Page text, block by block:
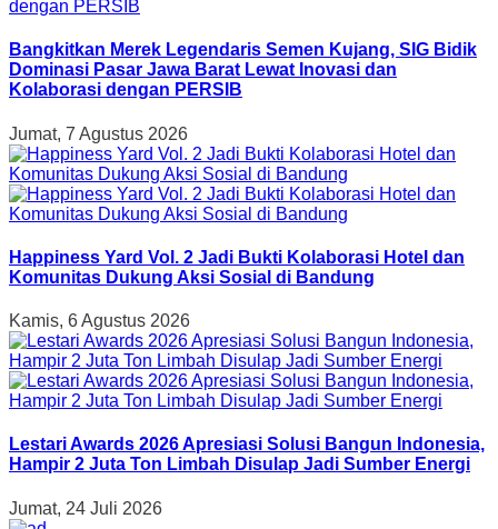
Bangkitkan Merek Legendaris Semen Kujang, SIG Bidik
Dominasi Pasar Jawa Barat Lewat Inovasi dan
Kolaborasi dengan PERSIB
Jumat, 7 Agustus 2026
Happiness Yard Vol. 2 Jadi Bukti Kolaborasi Hotel dan
Komunitas Dukung Aksi Sosial di Bandung
Kamis, 6 Agustus 2026
Lestari Awards 2026 Apresiasi Solusi Bangun Indonesia,
Hampir 2 Juta Ton Limbah Disulap Jadi Sumber Energi
Jumat, 24 Juli 2026